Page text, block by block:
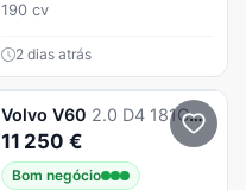
190 cv
2 dias atrás
Volvo V60 2.0 D4 181CV MOMENTUM GEARTRONIC - FULL EXTRAS - C/ GARANTIA - COMO NOVA - "Preço Imbatível"
11 250 €
Bom negócio